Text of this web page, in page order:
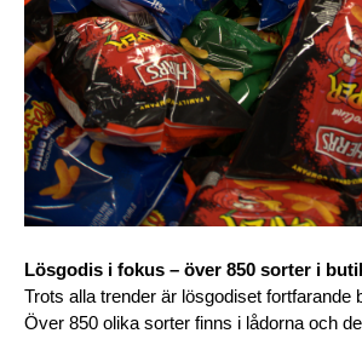
Lösgodis i fokus – över 850 sorter i
Trots alla trender är lösgodiset fortfarande
Över 850 olika sorter finns i lådorna och